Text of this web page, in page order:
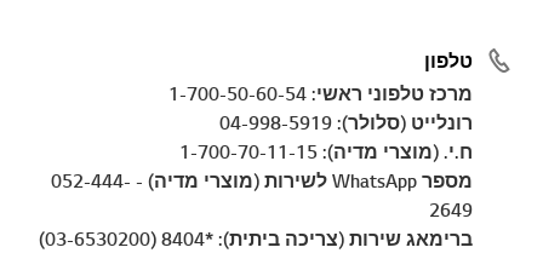
טלפון
מרכז טלפוני ראשי: 1-700-50-60-54
רונלייט (סלולר): 04-998-5919
ח.י. (מוצרי מדיה): 1-700-70-11-15
מספר WhatsApp לשירות (מוצרי מדיה) - 052-444-
2649
ברימאג שירות (צריכה ביתית): *8404 (03-6530200)